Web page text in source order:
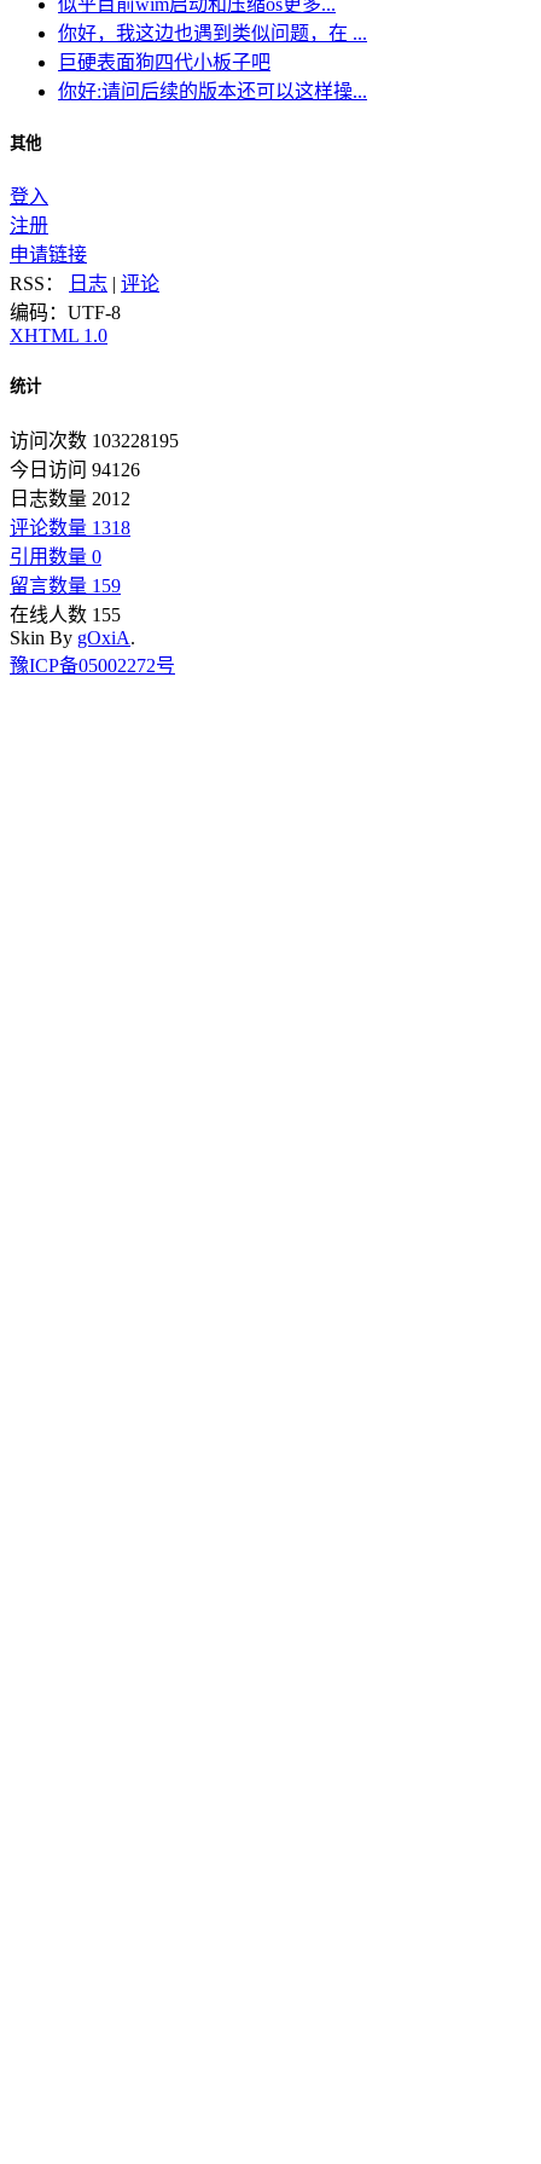
你好，我这边也遇到类似问题，在 ...
巨硬表面狗四代小板子吧
你好:请问后续的版本还可以这样操...
其他
登入
注册
申请链接
RSS：
日志 | 评论
编码：UTF-8
XHTML 1.0
统计
访问次数 103228195
今日访问 94126
日志数量 2012
评论数量 1318
引用数量 0
留言数量 159
在线人数 155
Skin By gOxiA.
豫ICP备05002272号